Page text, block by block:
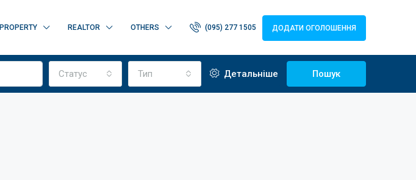
PROPERTY REALTOR OTHERS (095) 277 1505 ДОДАТИ ОГОЛОШЕННЯ
Статус Тип Детальніше Пошук